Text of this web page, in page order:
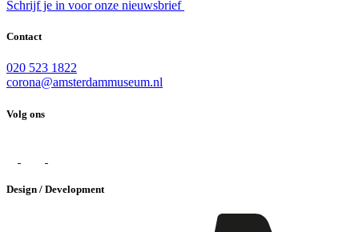
Schrijf je in voor onze nieuwsbrief
Contact
020 523 1822
corona@amsterdammuseum.nl
Volg ons
Design / Development